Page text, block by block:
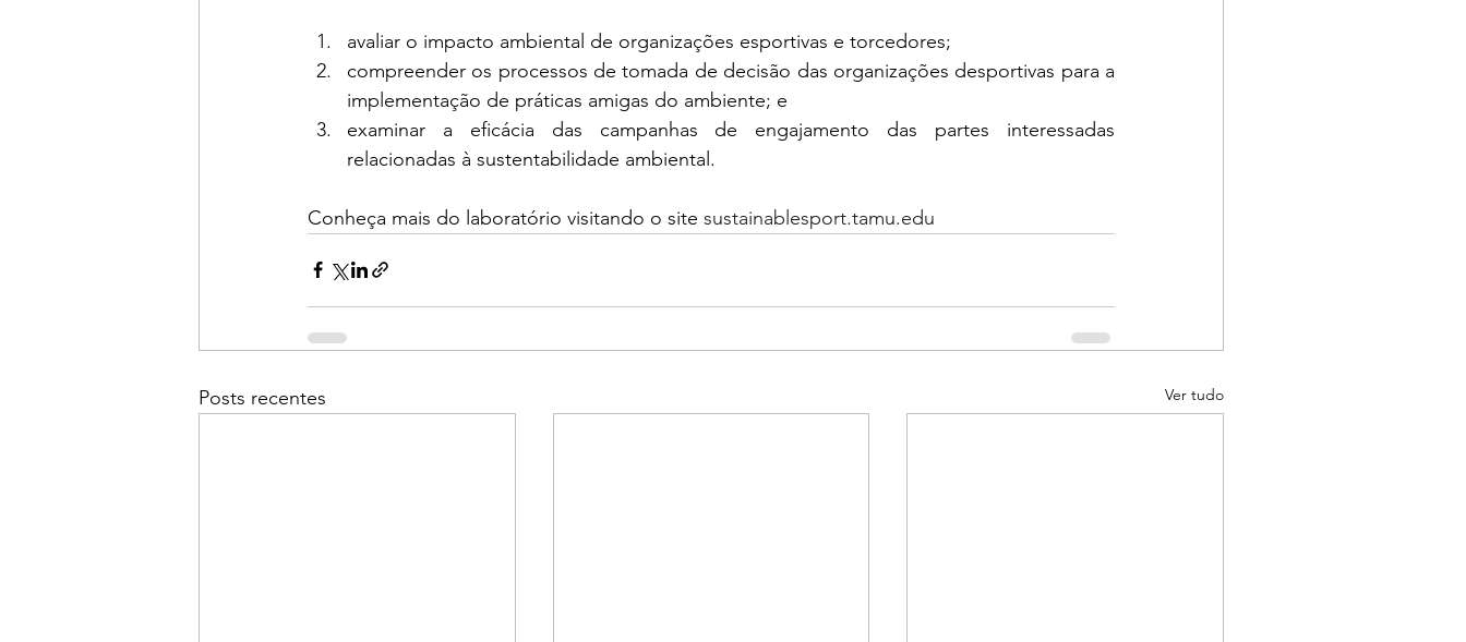
avaliar o impacto ambiental de organizações esportivas e torcedores;
compreender os processos de tomada de decisão das organizações desportivas para a
implementação de práticas amigas do ambiente; e
examinar a eficácia das campanhas de engajamento das partes interessadas
relacionadas à sustentabilidade ambiental.
Conheça mais do laboratório visitando o site sustainablesport.tamu.edu
Posts recentes Ver tudo